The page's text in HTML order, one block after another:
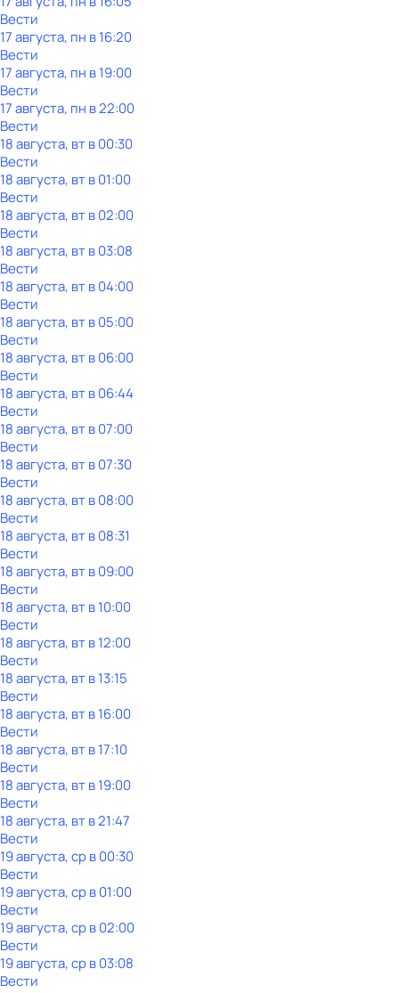
Вести
17 августа, пн в 16:20
Вести
17 августа, пн в 19:00
Вести
17 августа, пн в 22:00
Вести
18 августа, вт в 00:30
Вести
18 августа, вт в 01:00
Вести
18 августа, вт в 02:00
Вести
18 августа, вт в 03:08
Вести
18 августа, вт в 04:00
Вести
18 августа, вт в 05:00
Вести
18 августа, вт в 06:00
Вести
18 августа, вт в 06:44
Вести
18 августа, вт в 07:00
Вести
18 августа, вт в 07:30
Вести
18 августа, вт в 08:00
Вести
18 августа, вт в 08:31
Вести
18 августа, вт в 09:00
Вести
18 августа, вт в 10:00
Вести
18 августа, вт в 12:00
Вести
18 августа, вт в 13:15
Вести
18 августа, вт в 16:00
Вести
18 августа, вт в 17:10
Вести
18 августа, вт в 19:00
Вести
18 августа, вт в 21:47
Вести
19 августа, ср в 00:30
Вести
19 августа, ср в 01:00
Вести
19 августа, ср в 02:00
Вести
19 августа, ср в 03:08
Вести